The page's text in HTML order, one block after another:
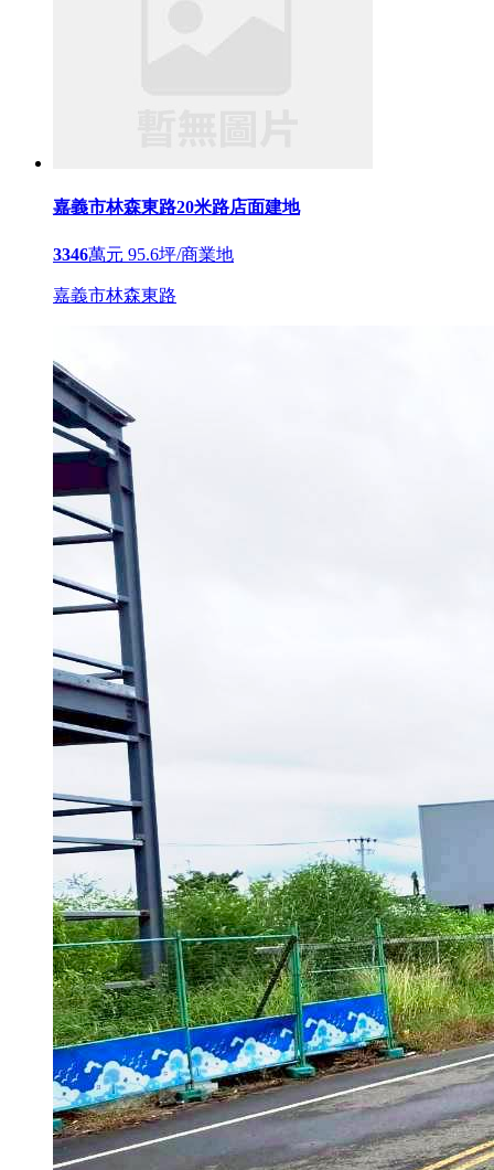
嘉義市林森東路20米路店面建地
3346萬元 95.6坪/商業地
嘉義市林森東路